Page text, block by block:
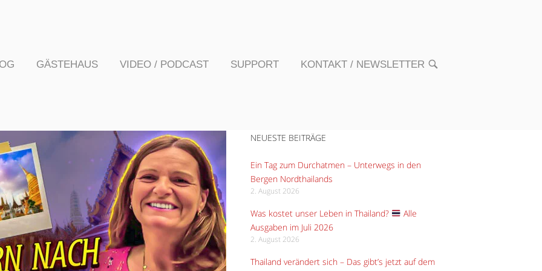
GÄSTEHAUS VIDEO / PODCAST SUPPORT KONTAKT / NEWSLETTER OPEN
NEUESTE BEITRÄGE
Ein Tag zum Durchatmen – Unterwegs in den
Bergen Nordthailands
2. August 2026
Was kostet unser Leben in Thailand?
Alle
Ausgaben im Juli 2026
2. August 2026
Thailand verändert sich – Das gibt’s jetzt auf dem